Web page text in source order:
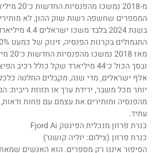
מ-2018 נמשכו מהפנסיות החדשות כ־20 מיליארד שקל נוספים
המספרים שחשפה רשות שוק ההון, לא
בשנת 2024 בלבד
מאז
אלף ישראלים, מדי שנה, מקבלים החלטה
יותר מכל משבר, ירידת ערך או תזוזת ריבית:
מהפנסיה ומותירים את עצמם עם פחות
עתיד.
כנרת פרזון מנכלית הפינטק Fjord Ai
כנרת פרזון (צילום: יוליה קושנר)
הסיפור איננו רק מספרים. הוא האנשים